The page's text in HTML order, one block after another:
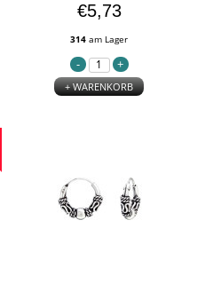
€5,73
314 am Lager
+ WARENKORB